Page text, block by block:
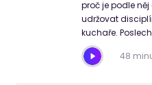
proč je podle
udržovat
kuchaře.
48